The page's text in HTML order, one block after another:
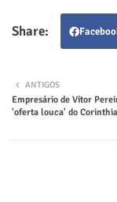
ANTIGOS
Empresário de Vítor
'oferta louca' do